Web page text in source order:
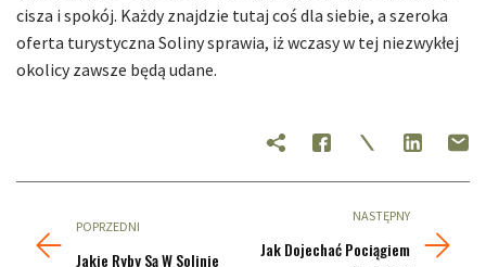
cisza i spokój. Każdy znajdzie tutaj coś dla siebie, a szeroka
oferta turystyczna Soliny sprawia, iż wczasy w tej niezwykłej
okolicy zawsze będą udane.
POPRZEDNI
Jakie Ryby Są W Solinie
NASTĘPNY
Jak Dojechać Pociągiem